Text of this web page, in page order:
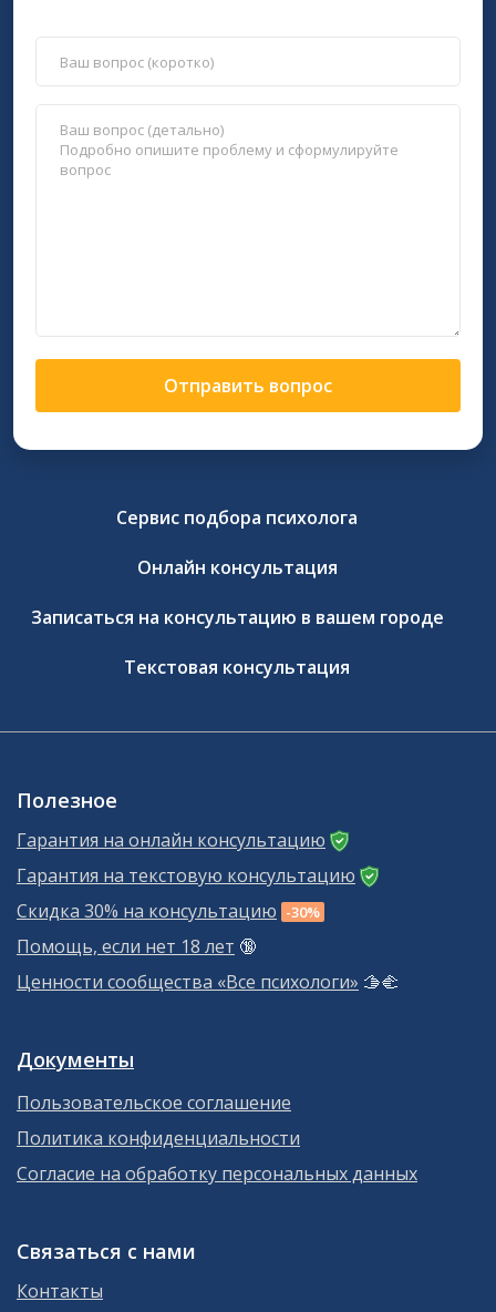
Отправить вопрос
Сервис подбора психолога
Онлайн консультация
Записаться на консультацию в вашем городе
Текстовая консультация
Полезное
Гарантия на онлайн консультацию
Гарантия на текстовую консультацию
Скидка 30% на консультацию -30%
Помощь, если нет 18 лет 🔞
Ценности сообщества «Все психологи» 🫱‍🫲
Документы
Пользовательское соглашение
Политика конфиденциальности
Согласие на обработку персональных данных
Связаться с нами
Контакты